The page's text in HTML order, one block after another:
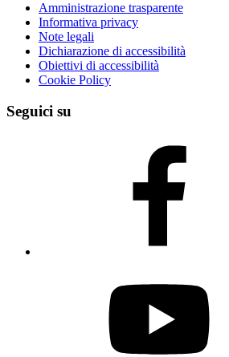
Amministrazione trasparente
Informativa privacy
Note legali
Dichiarazione di accessibilità
Obiettivi di accessibilità
Cookie Policy
Seguici su